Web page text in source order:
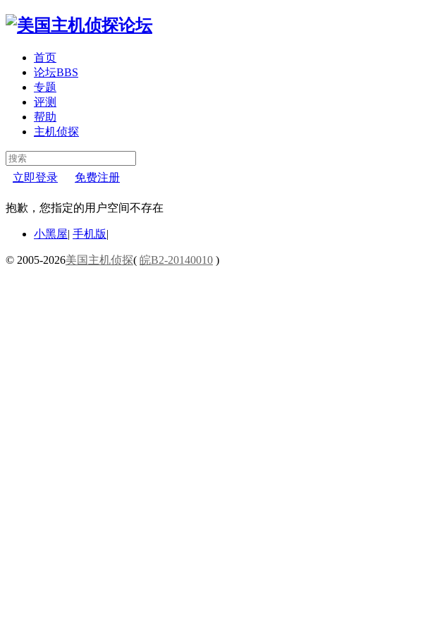
首页
论坛BBS
专题
评测
帮助
主机侦探
立即登录 免费注册
抱歉，您指定的用户空间不存在
小黑屋| 手机版|
© 2005-2026美国主机侦探( 皖B2-20140010 )